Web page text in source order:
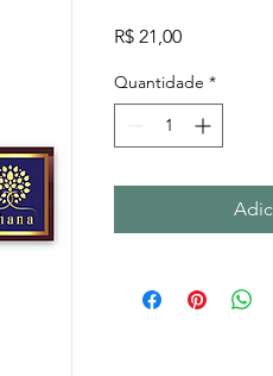
R$ 21,00Preço
Quantidade *